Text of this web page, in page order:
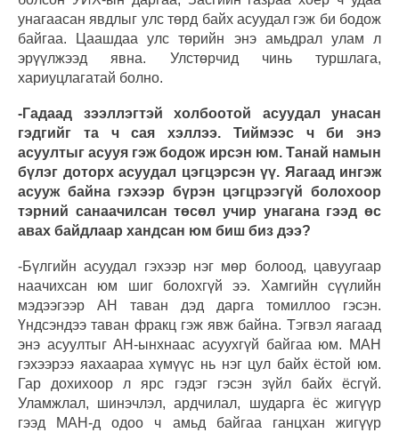
унагаасан явдлыг улс төрд байх асуудал гэж би бодож
байгаа. Цаашдаа улс төрийн энэ амьдрал улам л
эрүүлжээд явна. Улстөрчид чинь туршлага,
хариуцлагатай болно.
-Гадаад зээллэгтэй холбоотой асуудал унасан
гэдгийг та ч сая хэллээ. Тиймээс ч би энэ
асуултыг асууя гэж бодож ирсэн юм. Танай намын
бүлэг доторх асуудал цэгцэрсэн үү. Яагаад ингэж
асууж байна гэхээр бүрэн цэгцрээгүй болохоор
тэрний санаачилсан төсөл учир унагана гээд өс
авах байдлаар хандсан юм биш биз дээ?
-Бүлгийн асуудал гэхээр нэг мөр болоод, цавуугаар
наачихсан юм шиг болохгүй ээ. Хамгийн сүүлийн
мэдээгээр АН таван дэд дарга томиллоо гэсэн.
Үндсэндээ таван фракц гэж явж байна. Тэгвэл яагаад
энэ асуултыг АН-ынхнаас асуухгүй байгаа юм. МАН
гэхээрээ яахаараа хүмүүс нь нэг цул байх ёстой юм.
Гар дохихоор л ярс гэдэг гэсэн зүйл байх ёсгүй.
Уламжлал, шинэчлэл, ардчилал, шударга ёс жигүүр
гээд МАН-д одоо ч амьд байгаа ганцхан жигүүр